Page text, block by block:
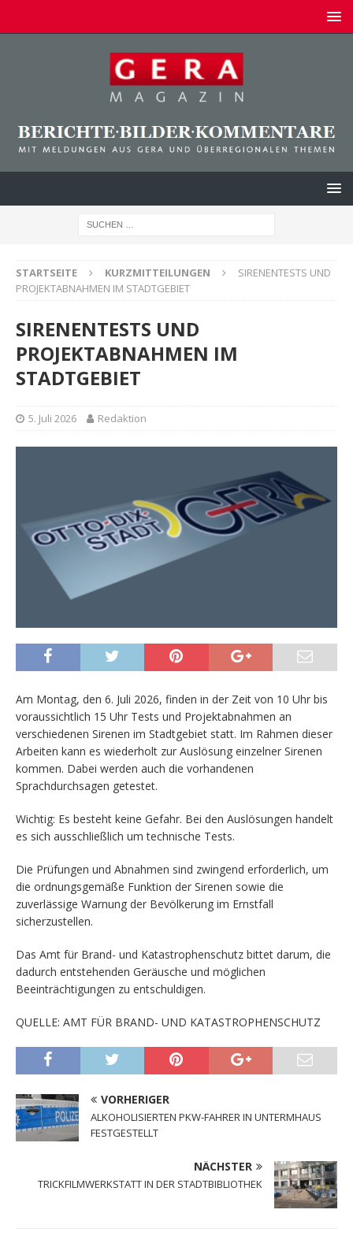
STARTSEITE KURZMITTEILUNGEN
SIRENENTESTS UND
PROJEKTABNAHMEN IM STADTGEBIET
SIRENENTESTS UND
PROJEKTABNAHMEN IM
STADTGEBIET
5. Juli 2026 Redaktion
Am Montag, den 6. Juli 2026, finden in der Zeit von 10 Uhr bis
voraussichtlich 15 Uhr Tests und Projektabnahmen an
verschiedenen Sirenen im Stadtgebiet statt. Im Rahmen dieser
Arbeiten kann es wiederholt zur Auslösung einzelner Sirenen
kommen. Dabei werden auch die vorhandenen
Sprachdurchsagen getestet.
Wichtig: Es besteht keine Gefahr. Bei den Auslösungen handelt
es sich ausschließlich um technische Tests.
Die Prüfungen und Abnahmen sind zwingend erforderlich, um
die ordnungsgemäße Funktion der Sirenen sowie die
zuverlässige Warnung der Bevölkerung im Ernstfall
sicherzustellen.
Das Amt für Brand- und Katastrophenschutz bittet darum, die
dadurch entstehenden Geräusche und möglichen
Beeinträchtigungen zu entschuldigen.
QUELLE: AMT FÜR BRAND- UND KATASTROPHENSCHUTZ
VORHERIGER
ALKOHOLISIERTEN PKW-FAHRER IN UNTERMHAUS
FESTGESTELLT
NÄCHSTER
TRICKFILMWERKSTATT IN DER STADTBIBLIOTHEK